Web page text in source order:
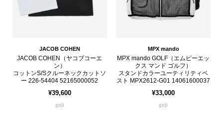
JACOB COHEN
JACOB COHEN（ヤコブコーエ
ン）
コットンS/Sクルーネックカットソ
ー 226-54404 52165000052
¥39,600
guji
MPX mando
MPX mando GOLF（エムピーエッ
クス マンド ゴルフ）
スタンドカラーユーティリティベ
スト MPX2612-G01 14061600037
¥33,000
guji